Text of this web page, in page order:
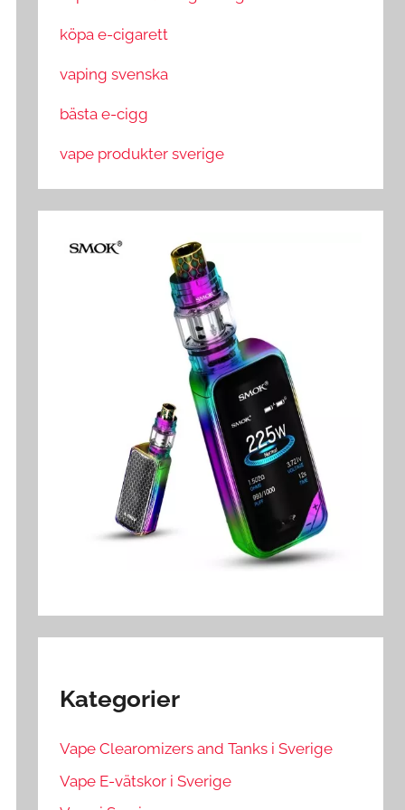
köpa e-cigarett
vaping svenska
bästa e-cigg
vape produkter sverige
Kategorier
Vape Clearomizers and Tanks i Sverige
Vape E-vätskor i Sverige